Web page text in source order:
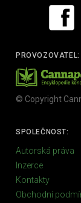
PROVOZOVATEL:
© Copyright
SPOLEČNOST:
Autorská práva
Inzerce
Kontakty
Obchodní